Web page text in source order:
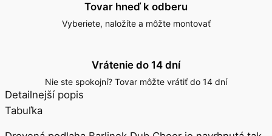
Dovezieme, namontujeme a o nič sa nestaráte
Vyberiete, naložíte a môžte montovať
Nie ste spokojní? Tovar môžte vrátiť do 14 dní